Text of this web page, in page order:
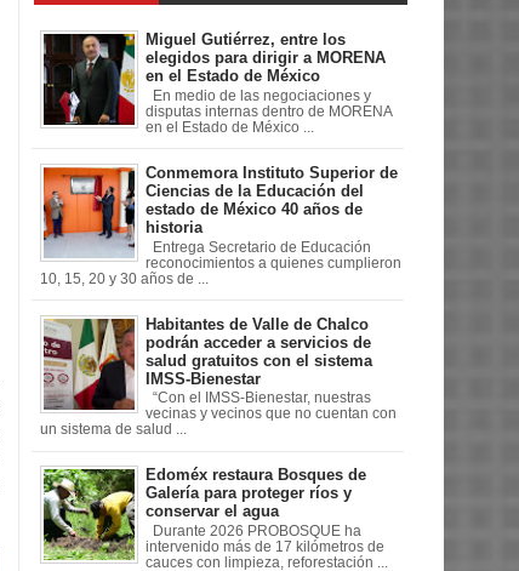
Miguel Gutiérrez, entre los
elegidos para dirigir a MORENA
en el Estado de México
En medio de las negociaciones y
disputas internas dentro de MORENA
en el Estado de México ...
Conmemora Instituto Superior de
Ciencias de la Educación del
estado de México 40 años de
historia
Entrega Secretario de Educación
reconocimientos a quienes cumplieron
10, 15, 20 y 30 años de ...
Habitantes de Valle de Chalco
podrán acceder a servicios de
salud gratuitos con el sistema
IMSS-Bienestar
“Con el IMSS-Bienestar, nuestras
vecinas y vecinos que no cuentan con
un sistema de salud ...
Edoméx restaura Bosques de
Galería para proteger ríos y
conservar el agua
Durante 2026 PROBOSQUE ha
intervenido más de 17 kilómetros de
cauces con limpieza, reforestación ...